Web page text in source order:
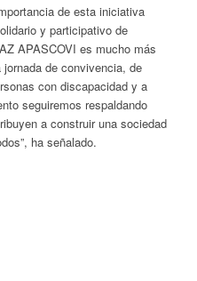
de esta iniciativa
y participativo de
APASCOVI es mucho más
de convivencia, de
con discapacidad y a
seguiremos respaldando
a construir una sociedad
ha señalado.